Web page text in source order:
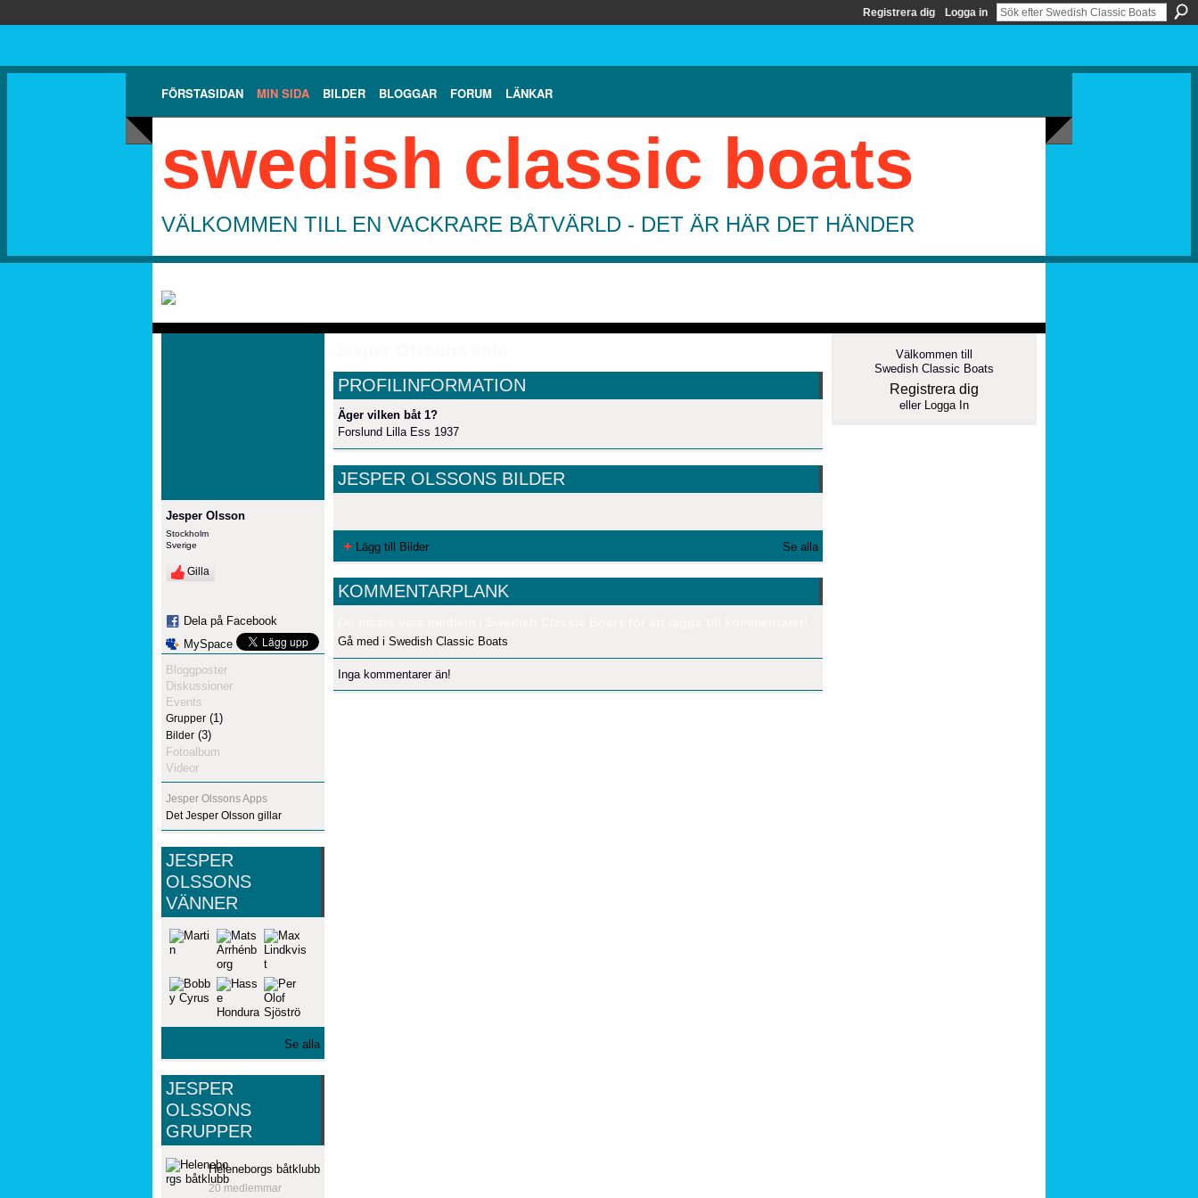
Registrera dig Logga in
FÖRSTASIDAN MIN SIDA BILDER BLOGGAR FORUM LÄNKAR
swedish classic boats
VÄLKOMMEN TILL EN VACKRARE BÅTVÄRLD - DET ÄR HÄR DET HÄNDER
Jesper Olsson
Stockholm
Sverige
Gilla
Dela på Facebook
MySpace
Bloggposter
Diskussioner
Events
Grupper (1)
Bilder (3)
Fotoalbum
Videor
Jesper Olssons Apps
Det Jesper Olsson gillar
JESPER
OLSSONS
VÄNNER
Se alla
JESPER
OLSSONS
GRUPPER
Heleneborgs båtklubb
20 medlemmar
PROFILINFORMATION
Äger vilken båt 1?
Forslund Lilla Ess 1937
JESPER OLSSONS BILDER
Lägg till Bilder Se alla
KOMMENTARPLANK
Gå med i Swedish Classic Boats
Inga kommentarer än!
Välkommen till
Swedish Classic Boats
Registrera dig
eller Logga In